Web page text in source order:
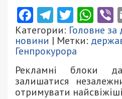
Facebook
Telegram
Twitter
Категории: Головне за
новини | Метки:
Генпрокурора
Рекламні блоки
залишатися
отримувати